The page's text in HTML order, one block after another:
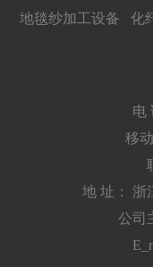
地毯纱加工设备 化
电
移
地 址： 浙
公司